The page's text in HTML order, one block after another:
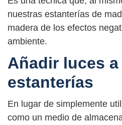
nuestras estanterías de
madera de los efectos
ambiente.
Añadir luces
estanterías
En lugar de simplemente
como un medio de